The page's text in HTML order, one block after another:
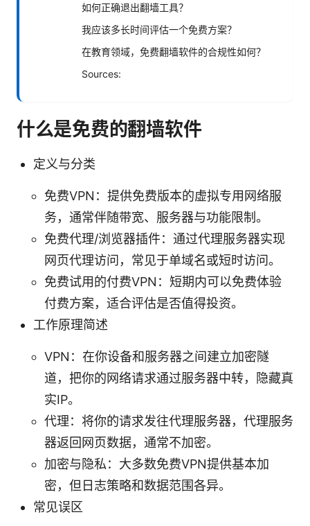
如何正确退出翻墙工具？
我应该多长时间评估一个免费方案？
在教育领域，免费翻墙软件的合规性如何？
Sources:
什么是免费的翻墙软件
定义与分类
免费VPN：提供免费版本的虚拟专用网络服
务，通常伴随带宽、服务器与功能限制。
免费代理/浏览器插件：通过代理服务器实现
网页代理访问，常见于单域名或短时访问。
免费试用的付费VPN：短期内可以免费体验
付费方案，适合评估是否值得投资。
工作原理简述
VPN：在你设备和服务器之间建立加密隧
道，把你的网络请求通过服务器中转，隐藏真
实IP。
代理：将你的请求发往代理服务器，代理服务
器返回网页数据，通常不加密。
加密与隐私：大多数免费VPN提供基本加
密，但日志策略和数据范围各异。
常见误区